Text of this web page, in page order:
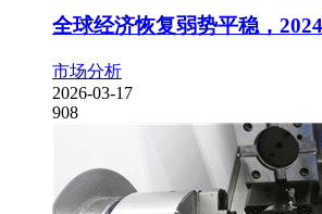
全球经济恢复弱势平稳，
市场分析
2026-03-17
908